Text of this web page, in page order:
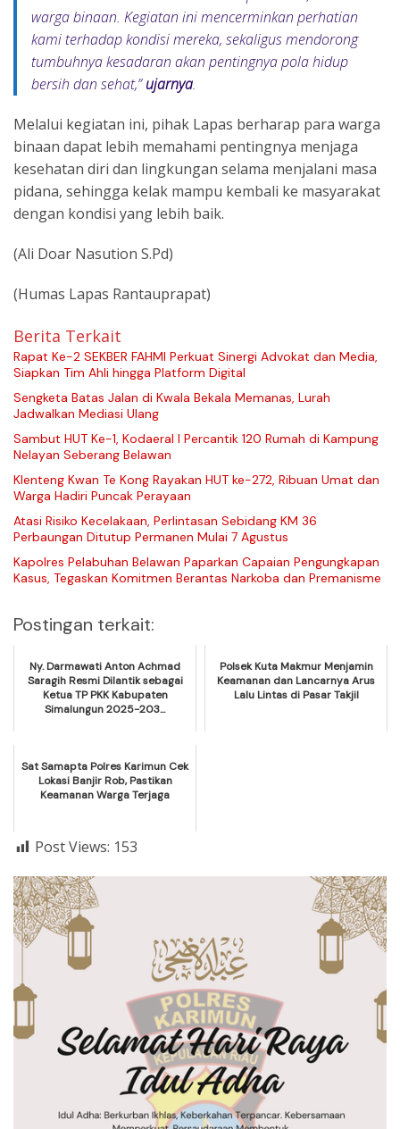
warga binaan. Kegiatan ini mencerminkan perhatian
kami terhadap kondisi mereka, sekaligus mendorong
tumbuhnya kesadaran akan pentingnya pola hidup
bersih dan sehat,”ujarnya.
Melalui kegiatan ini, pihak Lapas berharap para warga
binaan dapat lebih memahami pentingnya menjaga
kesehatan diri dan lingkungan selama menjalani masa
pidana, sehingga kelak mampu kembali ke masyarakat
dengan kondisi yang lebih baik.
(Ali Doar Nasution S.Pd)
(Humas Lapas Rantauprapat)
Berita Terkait
Rapat Ke-2 SEKBER FAHMI Perkuat Sinergi Advokat dan Media,
Siapkan Tim Ahli hingga Platform Digital
Sengketa Batas Jalan di Kwala Bekala Memanas, Lurah
Jadwalkan Mediasi Ulang
Sambut HUT Ke-1, Kodaeral I Percantik 120 Rumah di Kampung
Nelayan Seberang Belawan
Klenteng Kwan Te Kong Rayakan HUT ke-272, Ribuan Umat dan
Warga Hadiri Puncak Perayaan
Atasi Risiko Kecelakaan, Perlintasan Sebidang KM 36
Perbaungan Ditutup Permanen Mulai 7 Agustus
Kapolres Pelabuhan Belawan Paparkan Capaian Pengungkapan
Kasus, Tegaskan Komitmen Berantas Narkoba dan Premanisme
Postingan terkait:
Ny. Darmawati Anton Achmad
Saragih Resmi Dilantik sebagai
Ketua TP PKK Kabupaten
Simalungun 2025-203...
Polsek Kuta Makmur Menjamin
Keamanan dan Lancarnya Arus
Lalu Lintas di Pasar Takjil
Sat Samapta Polres Karimun Cek
Lokasi Banjir Rob, Pastikan
Keamanan Warga Terjaga
Post Views: 153